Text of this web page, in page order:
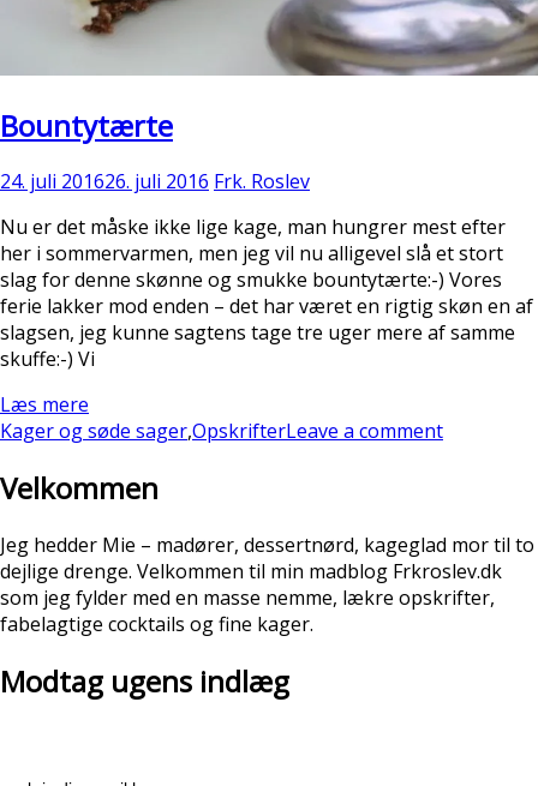
Bountytærte
24. juli 201626. juli 2016 Frk. Roslev
Nu er det måske ikke lige kage, man hungrer mest efter
her i sommervarmen, men jeg vil nu alligevel slå et stort
slag for denne skønne og smukke bountytærte:-) Vores
ferie lakker mod enden – det har været en rigtig skøn en af
slagsen, jeg kunne sagtens tage tre uger mere af samme
skuffe:-) Vi
Læs mere
Kager og søde sager,OpskrifterLeave a comment
Velkommen
Jeg hedder Mie – madører, dessertnørd, kageglad mor til to
dejlige drenge. Velkommen til min madblog Frkroslev.dk
som jeg fylder med en masse nemme, lækre opskrifter,
fabelagtige cocktails og fine kager.
Modtag ugens indlæg